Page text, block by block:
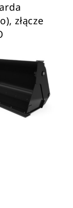
złącze